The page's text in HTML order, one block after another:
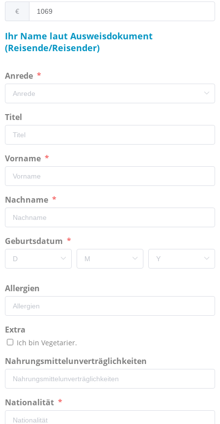
€
Ihr Name laut Ausweisdokument
(Reisende/Reisender)
Anrede
Titel
Vorname
Nachname
Geburtsdatum
Allergien
Extra
Ich bin Vegetarier.
Nahrungsmittelunverträglichkeiten
Nationalität